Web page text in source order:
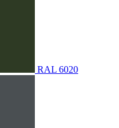
RAL 6020